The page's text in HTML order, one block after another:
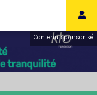
Contenu sponsorisé